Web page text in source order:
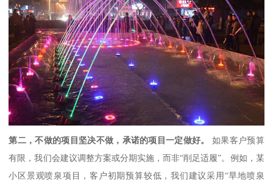
第二，不做的项目坚决不做，承诺的项目一定做好。
如果客户预算
有限，我们会建议调整方案或分期实施，而非“削足适履”。例如，某
小区景观喷泉项目，客户初期预算较低，我们建议采用“旱地喷泉